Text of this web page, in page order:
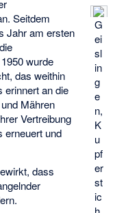
G
ei
sl
in
g
e
n,
K
u
pf
er
st
ic
Seitdem
Jahr am ersten
wurde
das weithin
erinnert an die
Mähren
Vertreibung
erneuert und
dass